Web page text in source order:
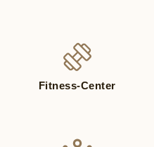
Fitness-Center